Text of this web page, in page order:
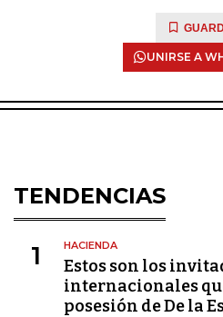
UNIRSE A
TENDENCIAS
1 HACIENDA
Estos son los
internacionales
posesión de De la